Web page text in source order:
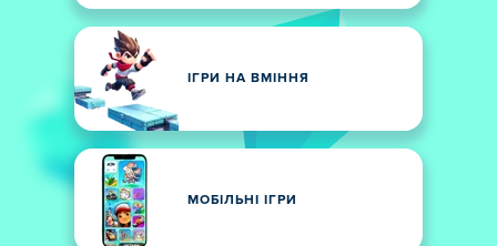
ІГРИ НА ВМІННЯ
МОБІЛЬНІ ІГРИ